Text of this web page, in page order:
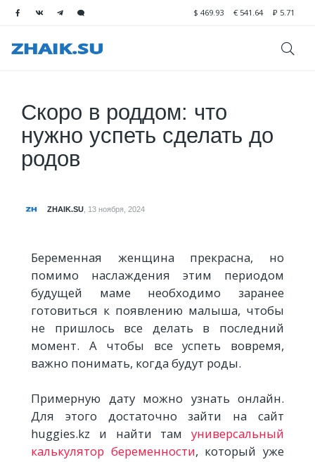
$ 469.93 € 541.64 ₽ 5.71
Скоро в роддом: что
нужно успеть сделать до
родов
ZHAIK.SU 13 ноября, 2024
Беременная женщина прекрасна, но
помимо наслаждения этим периодом
будущей маме необходимо заранее
готовиться к появлению малыша, чтобы
не пришлось все делать в последний
момент. А чтобы все успеть вовремя,
важно понимать, когда будут роды.
Примерную дату можно узнать онлайн.
Для этого достаточно зайти на сайт
huggies.kz и найти там универсальный
калькулятор беременности, который уже